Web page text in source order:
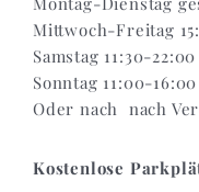
Mittwoch-Freitag
Samstag 11:30-
Sonntag 11:00-
Oder nach nach
Kostenlose